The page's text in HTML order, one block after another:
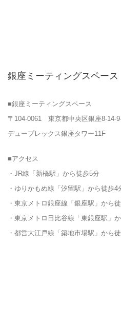
銀座ミーティングスペース
■銀座ミーティングスペース
〒104-0061 東京都中央区銀座8-14-
デュープレックス銀座タワー11F
■アクセス
・JR線「新橋駅」から徒歩5分
・ゆりかもめ線「汐留駅」から徒歩4
・東京メトロ銀座線「銀座駅」から
・東京メトロ日比谷線「東銀座駅」
・都営大江戸線「築地市場駅」から